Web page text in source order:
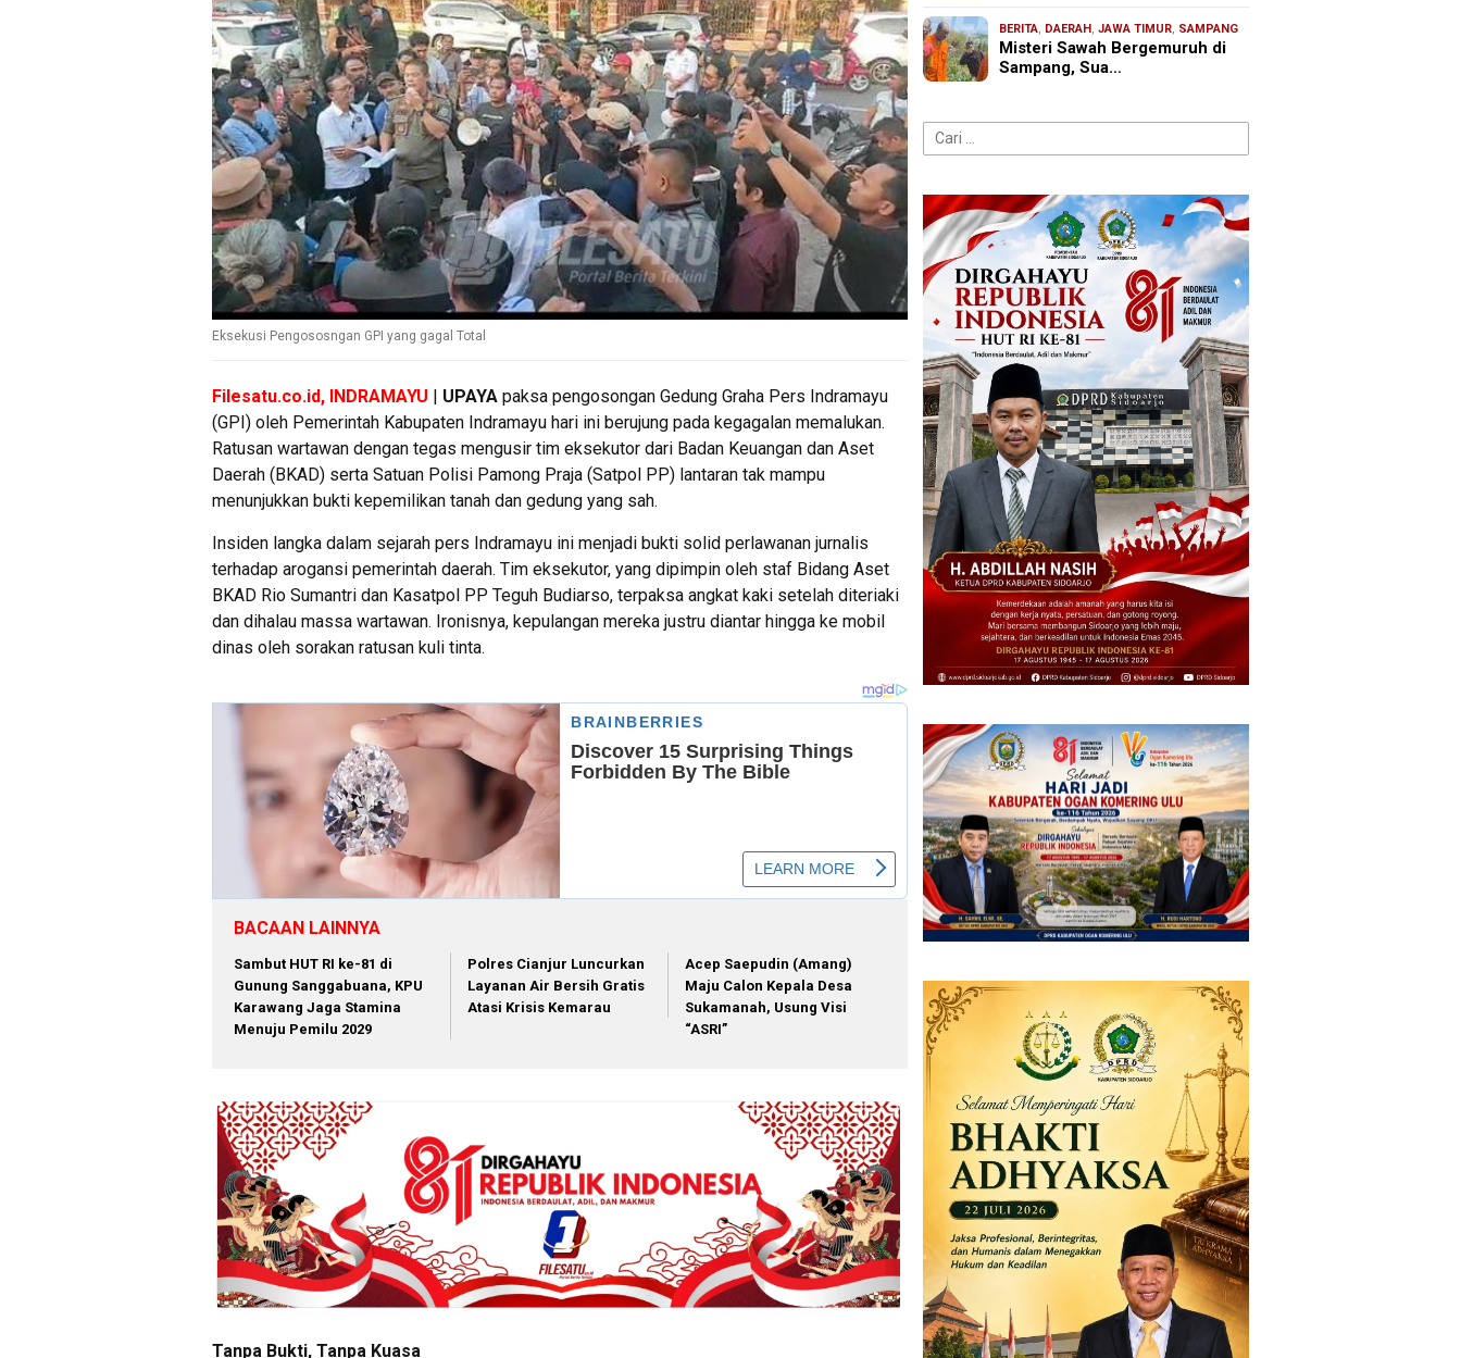
Eksekusi Pengososngan GPI yang gagal Total
Filesatu.co.id, INDRAMAYU | UPAYA paksa pengosongan Gedung Graha Pers Indramayu
(GPI) oleh Pemerintah Kabupaten Indramayu hari ini berujung pada kegagalan memalukan.
Ratusan wartawan dengan tegas mengusir tim eksekutor dari Badan Keuangan dan Aset
Daerah (BKAD) serta Satuan Polisi Pamong Praja (Satpol PP) lantaran tak mampu
menunjukkan bukti kepemilikan tanah dan gedung yang sah.
Insiden langka dalam sejarah pers Indramayu ini menjadi bukti solid perlawanan jurnalis
terhadap arogansi pemerintah daerah. Tim eksekutor, yang dipimpin oleh staf Bidang Aset
BKAD Rio Sumantri dan Kasatpol PP Teguh Budiarso, terpaksa angkat kaki setelah diteriaki
dan dihalau massa wartawan. Ironisnya, kepulangan mereka justru diantar hingga ke mobil
dinas oleh sorakan ratusan kuli tinta.
BACAAN LAINNYA
Sambut HUT RI ke-81 di
Gunung Sanggabuana, KPU
Karawang Jaga Stamina
Menuju Pemilu 2029
Polres Cianjur Luncurkan
Layanan Air Bersih Gratis
Atasi Krisis Kemarau
Acep Saepudin (Amang)
Maju Calon Kepala Desa
Sukamanah, Usung Visi
“ASRI”
Tanpa Bukti, Tanpa Kuasa
BERITA, DAERAH ,JAWA TIMUR, SAMPANG
Misteri Sawah Bergemuruh di
Sampang, Sua…
Cari
untuk: